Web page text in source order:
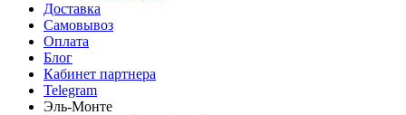
Доставка
Самовывоз
Оплата
Блог
Кабинет партнера
Telegram
Эль-Монте